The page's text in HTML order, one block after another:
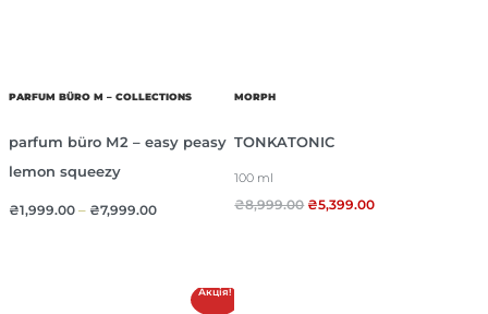
PARFUM BÜRO M – COLLECTIONS
parfum büro М2 – easy peasy
lemon squeezy
₴1,999.00– ₴7,999.00
MORPH
TONKATONIC
100 ml
₴8,999.00 ₴5,399.00
Акція!